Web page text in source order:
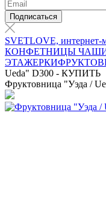
Подписаться
SVETLOVE, интернет-
КОНФЕТНИЦЫ
ЭТАЖЕРКИ
Ueda" D300 - КУПИТЬ
Фруктовница "Уэда /